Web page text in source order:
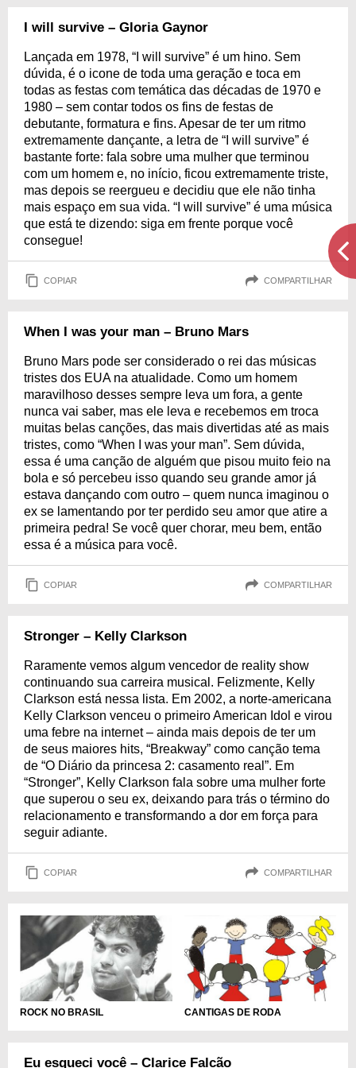
I will survive – Gloria Gaynor
Lançada em 1978, “I will survive” é um hino. Sem
dúvida, é o icone de toda uma geração e toca em
todas as festas com temática das décadas de 1970 e
1980 – sem contar todos os fins de festas de
debutante, formatura e fins. Apesar de ter um ritmo
extremamente dançante, a letra de “I will survive” é
bastante forte: fala sobre uma mulher que terminou
com um homem e, no início, ficou extremamente triste,
mas depois se reergueu e decidiu que ele não tinha
mais espaço em sua vida. “I will survive” é uma música
que está te dizendo: siga em frente porque você
consegue!
COPIAR COMPARTILHAR
When I was your man – Bruno Mars
Bruno Mars pode ser considerado o rei das músicas
tristes dos EUA na atualidade. Como um homem
maravilhoso desses sempre leva um fora, a gente
nunca vai saber, mas ele leva e recebemos em troca
muitas belas canções, das mais divertidas até as mais
tristes, como “When I was your man”. Sem dúvida,
essa é uma canção de alguém que pisou muito feio na
bola e só percebeu isso quando seu grande amor já
estava dançando com outro – quem nunca imaginou o
ex se lamentando por ter perdido seu amor que atire a
primeira pedra! Se você quer chorar, meu bem, então
essa é a música para você.
COPIAR COMPARTILHAR
Stronger – Kelly Clarkson
Raramente vemos algum vencedor de reality show
continuando sua carreira musical. Felizmente, Kelly
Clarkson está nessa lista. Em 2002, a norte-americana
Kelly Clarkson venceu o primeiro American Idol e virou
uma febre na internet – ainda mais depois de ter um
de seus maiores hits, “Breakway” como canção tema
de “O Diário da princesa 2: casamento real”. Em
“Stronger”, Kelly Clarkson fala sobre uma mulher forte
que superou o seu ex, deixando para trás o término do
relacionamento e transformando a dor em força para
seguir adiante.
COPIAR COMPARTILHAR
ROCK NO BRASIL CANTIGAS DE RODA
Eu esqueci você – Clarice Falcão